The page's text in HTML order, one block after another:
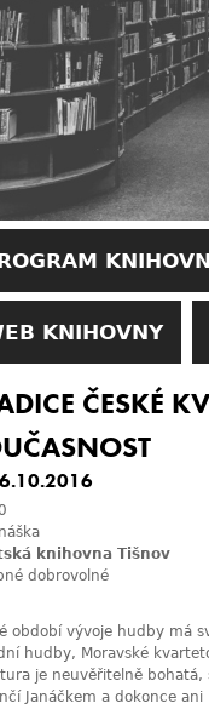
KNIHOVNY
ČESKÉ
knihovna Tišnov
dobrovolné
období vývoje hudby má
hudby, Moravské
je neuvěřitelně
Janáčkem a dokonce ani